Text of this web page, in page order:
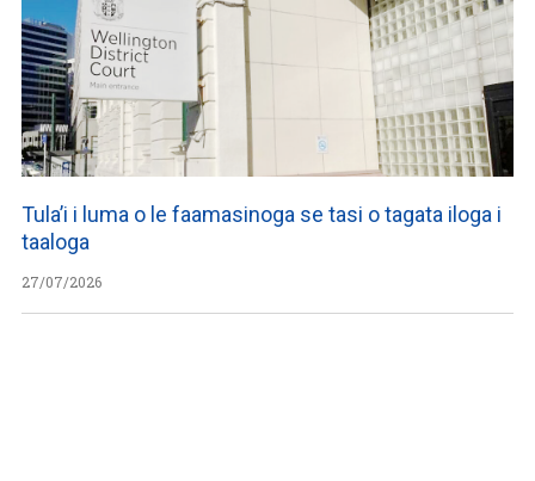
Tula’i i luma o le faamasinoga se tasi o tagata iloga i
taaloga
27/07/2026